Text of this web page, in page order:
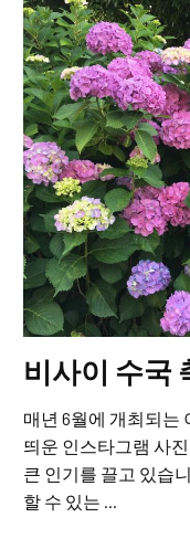
비사이 수국
매년 6월에 개최되는
띄운 인스타그램 사
큰 인기를 끌고 있습
할 수 있는 ...